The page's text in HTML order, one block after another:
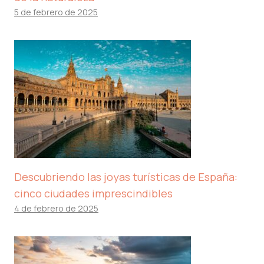
5 de febrero de 2025
Descubriendo las joyas turísticas de España:
cinco ciudades imprescindibles
4 de febrero de 2025